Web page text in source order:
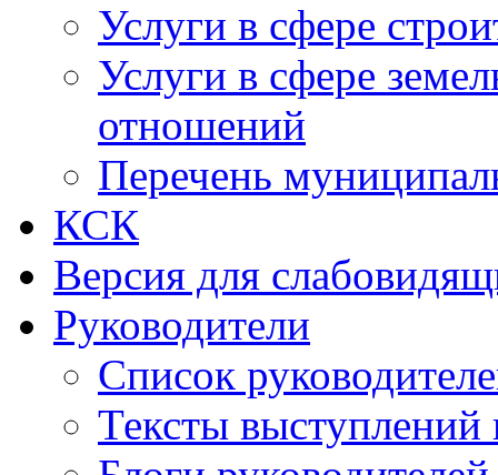
Услуги в сфере
Услуги в сфере
отношений
Перечень
КСК
Версия для
Руководители
Список
Тексты выступлений